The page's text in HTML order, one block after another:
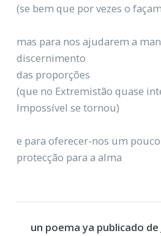
(se bem que por vezes o
mas para nos ajudarem a
discernimento
das proporções
(que no Extremistão quase
Impossível se tornou)
e para oferecer-nos um
protecção para a alma
un poema ya publicado